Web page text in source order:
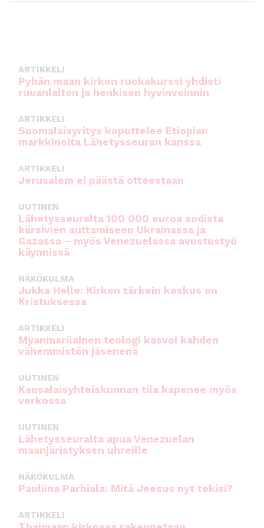
ARTIKKELI
Pyhän maan kirkon ruokakurssi yhdisti
ruuanlaiton ja henkisen hyvinvoinnin
ARTIKKELI
Suomalaisyritys koputtelee Etiopian
markkinoita Lähetysseuran kanssa
ARTIKKELI
Jerusalem ei päästä otteestaan
UUTINEN
Lähetysseuralta 100 000 euroa sodista
kärsivien auttamiseen Ukrainassa ja
Gazassa – myös Venezuelassa avustustyö
käynnissä
NÄKÖKULMA
Jukka Helle: Kirkon tärkein keskus on
Kristuksessa
ARTIKKELI
Myanmarilainen teologi kasvoi kahden
vähemmistön jäsenenä
UUTINEN
Kansalaisyhteiskunnan tila kapenee myös
verkossa
UUTINEN
Lähetysseuralta apua Venezuelan
maanjäristyksen uhreille
NÄKÖKULMA
Pauliina Parhiala: Mitä Jeesus nyt tekisi?
ARTIKKELI